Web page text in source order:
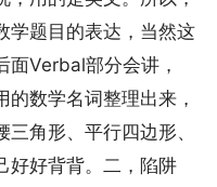
学题目的表达，当然这
面Verbal部分会讲，
数学名词整理出来，
角形、平行四边形、
好好背背。二，陷阱